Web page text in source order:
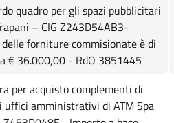
quadro per gli spazi pubblicitari
– CIG Z243D54AB3-
forniture commisionate è di
€ 36.000,00 - RdO 3851445
per acquisto complementi di
uffici amministrativi di ATM Spa